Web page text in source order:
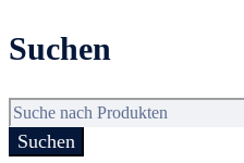
Suchen